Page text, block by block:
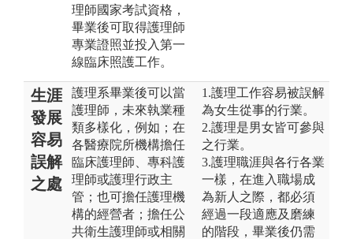
理師國家考試資格，
畢業後可取得護理師
專業證照並投入第一
線臨床照護工作。
生涯
發展
容易
誤解
之處
護理系畢業後可以當
護理師，未來執業種
類多樣化，例如；在
各醫療院所機構擔任
臨床護理師、專科護
理師或護理行政主
管；也可擔任護理機
構的經營者；擔任公
共衛生護理師或相關
1.護理工作容易被誤解
為女生從事的行業。
2.護理是男女皆可參與
之行業。
3.護理職涯與各行各業
一樣，在進入職場成
為新人之際，都必須
經過一段適應及磨練
的階段，畢業後仍需